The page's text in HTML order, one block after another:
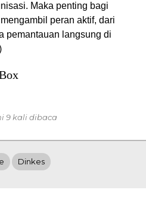
Maka penting bagi
peran aktif, dari
pemantauan langsung di
9 kali dibaca
Dinkes